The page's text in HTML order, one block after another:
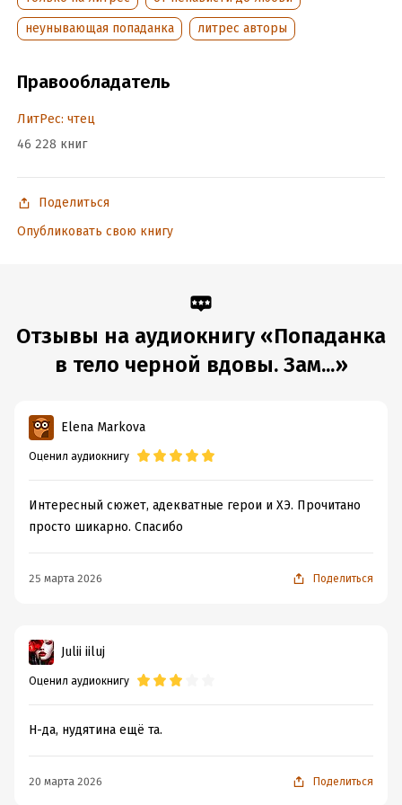
и лорд, который должен был меня казнить, но теперь едет
рядом.
А я? Я просто хочу выжить, вернуть себе кофе и не попасть
замуж.
Потому что здесь, похоже, брак это смертный приговор.
Попаданка. Чёрная вдова.
И слишком много мужчин с комплексом спасателя.
Дата написания:
неунывающая попаданка
литрес авторы
Правообладатель
ЛитРес: чтец
46 228 книг
Поделиться
Опубликовать свою книгу
Отзывы на аудиокнигу «Попаданка
в тело черной вдовы. Зам...»
Elena Markova
Оценил аудиокнигу
Интересный сюжет, адекватные герои и ХЭ. Прочитано
просто шикарно. Спасибо
25 марта 2026 Поделиться
Julii iiluj
Оценил аудиокнигу
Н-да, нудятина ещё та.
20 марта 2026 Поделиться